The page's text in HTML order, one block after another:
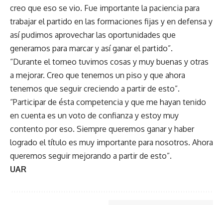
creo que eso se vio. Fue importante la paciencia para
trabajar el partido en las formaciones fijas y en defensa y
así pudimos aprovechar las oportunidades que
generamos para marcar y así ganar el partido”.
“Durante el torneo tuvimos cosas y muy buenas y otras
a mejorar. Creo que tenemos un piso y que ahora
tenemos que seguir creciendo a partir de esto”.
“Participar de ésta competencia y que me hayan tenido
en cuenta es un voto de confianza y estoy muy
contento por eso. Siempre queremos ganar y haber
logrado el título es muy importante para nosotros. Ahora
queremos seguir mejorando a partir de esto”.
UAR